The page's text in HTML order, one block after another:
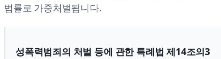
법률로 가중처벌됩니다.
성폭력범죄의 처벌 등에 관한 특례법 제14조의3